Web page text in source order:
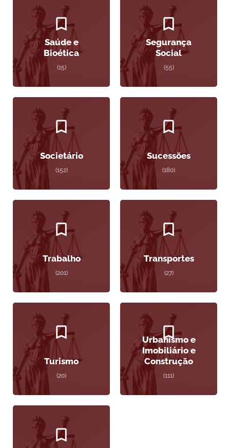
Saúde e
Bioética
(15)
Segurança
Social
(55)
Societário
(152)
Sucessões
(180)
Trabalho
(201)
Transportes
(27)
Turismo
(20)
Urbanismo e
Imobiliário e
Construção
(111)